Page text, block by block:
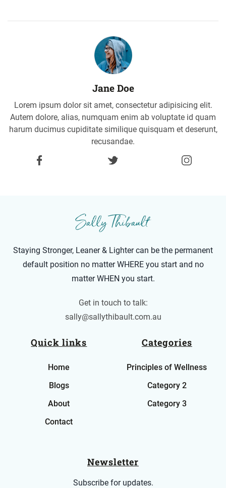
Jane Doe
Lorem ipsum dolor sit amet, consectetur adipisicing elit.
Autem dolore, alias, numquam enim ab voluptate id quam
harum ducimus cupiditate similique quisquam et deserunt,
recusandae.
Staying Stronger, Leaner & Lighter can be the permanent
default position no matter WHERE you start and no
matter WHEN you start.
Get in touch to talk:
sally@sallythibault.com.au
Quick links
Home
Blogs
About
Contact
Categories
Principles of Wellness
Category 2
Category 3
Newsletter
Subscribe for updates.